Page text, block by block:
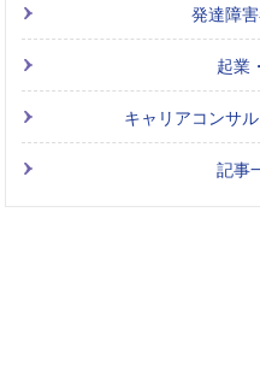
発達障
起業
キャリアコンサ
記事